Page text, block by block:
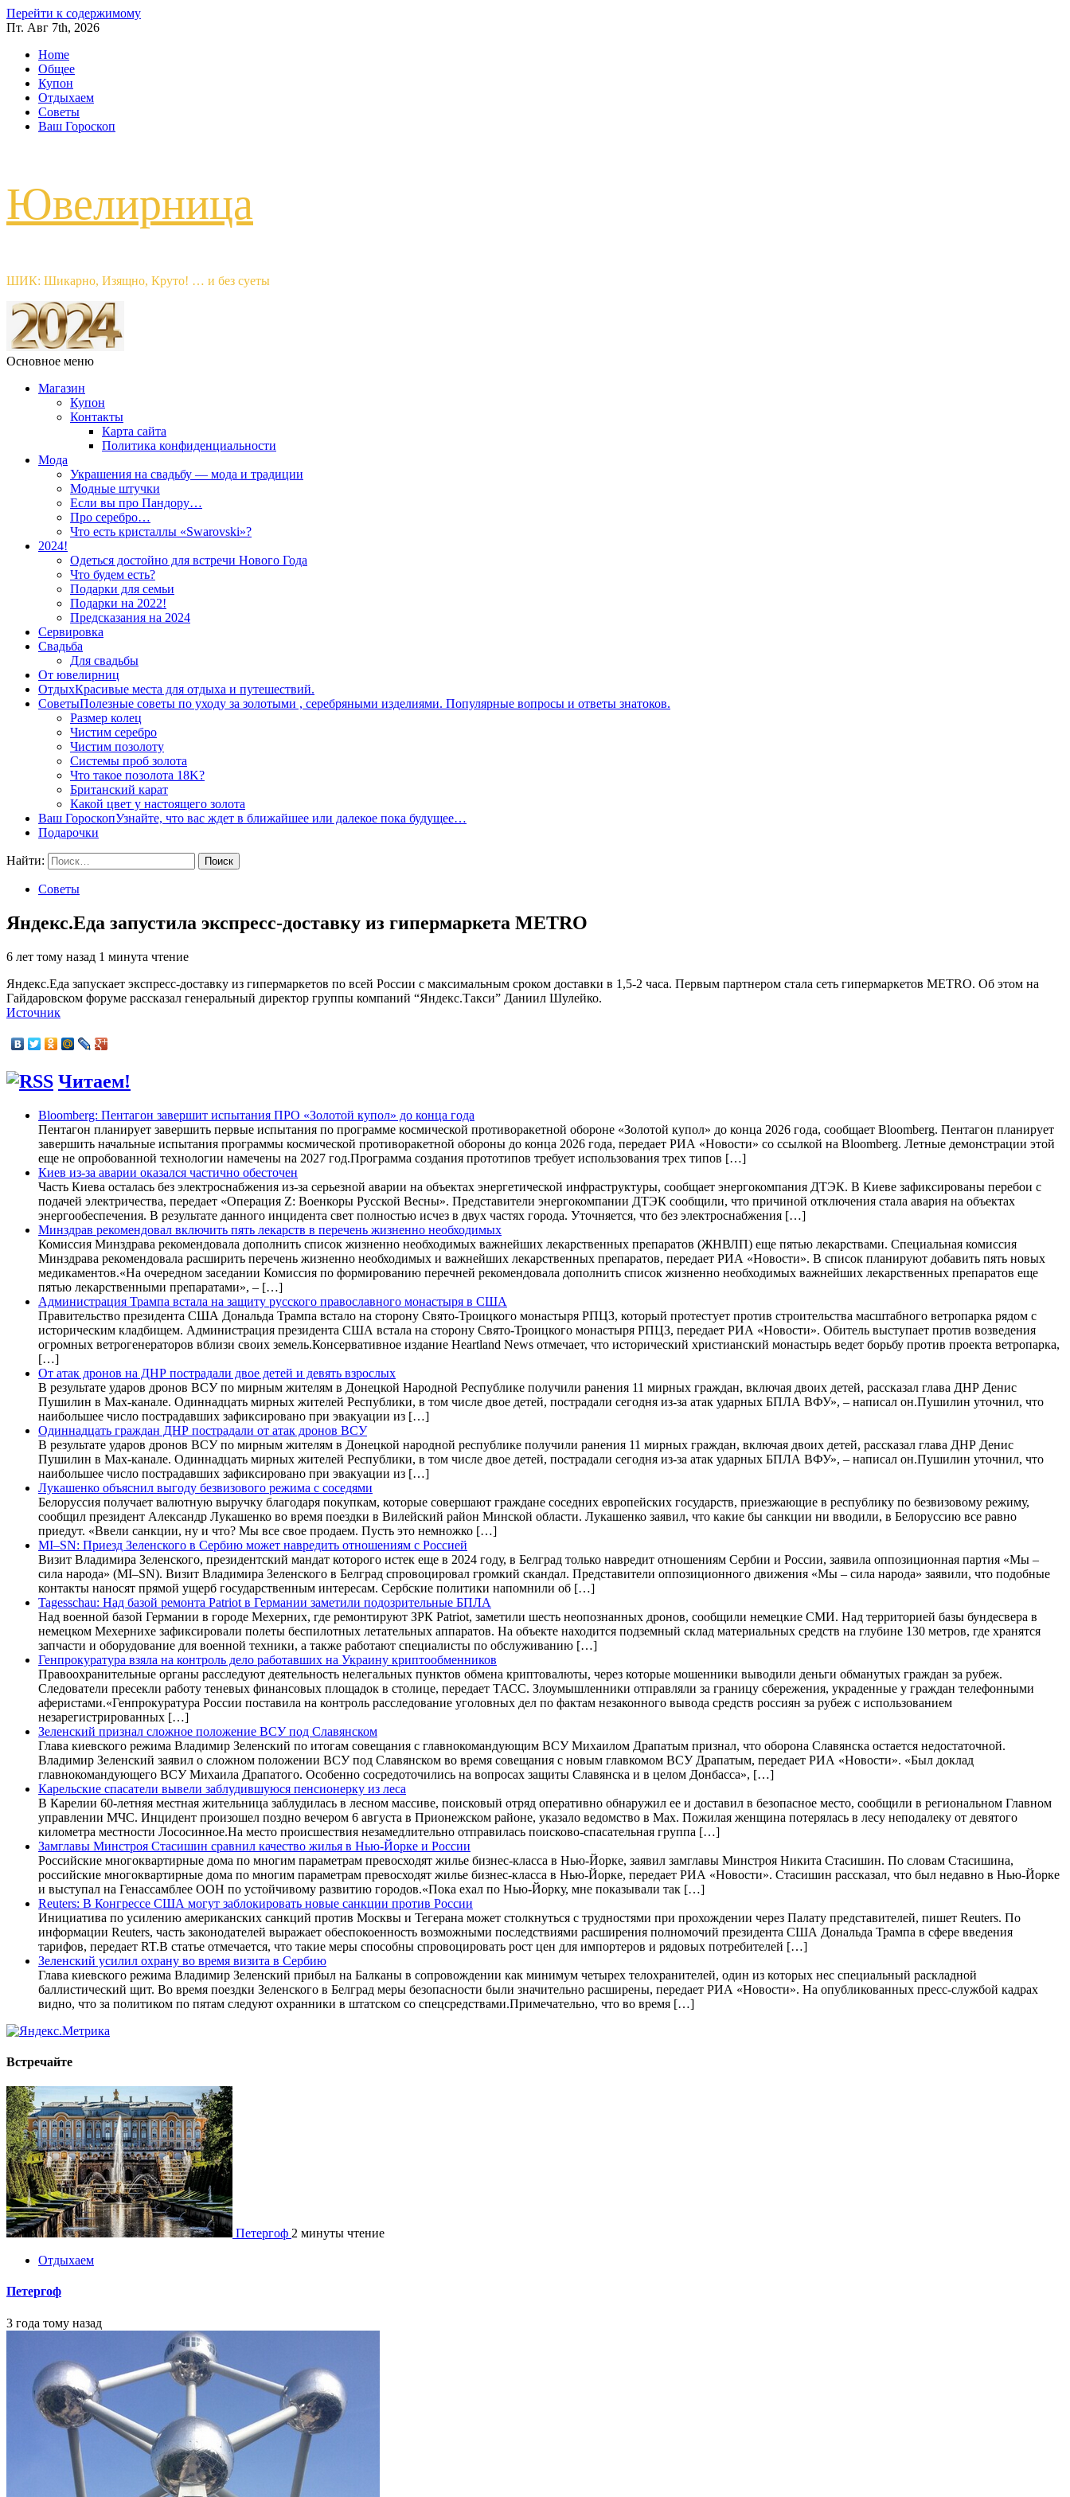
Перейти к содержимому
Пт. Авг 7th, 2026
Home
Общее
Купон
Отдыхаем
Советы
Ваш Гороскоп
Ювелирница
ШИК: Шикарно, Изящно, Круто! … и без суеты
Основное меню
Магазин
Купон
Контакты
Карта сайта
Политика конфиденциальности
Мода
Украшения на свадьбу — мода и традиции
Модные штучки
Если вы про Пандору…
Про серебро…
Что есть кристаллы «Swarovski»?
2024!
Одеться достойно для встречи Нового Года
Что будем есть?
Подарки для семьи
Подарки на 2022!
Предсказания на 2024
Сервировка
Свадьба
Для свадьбы
От ювелирниц
ОтдыхКрасивые места для отдыха и путешествий.
СоветыПолезные советы по уходу за золотыми , серебряными изделиями. Популярные вопросы и ответы знатоков.
Размер колец
Чистим серебро
Чистим позолоту
Системы проб золота
Что такое позолота 18K?
Британский карат
Какой цвет у настоящего золота
Ваш ГороскопУзнайте, что вас ждет в ближайшее или далекое пока будущее…
Подарочки
Найти:
Советы
Яндекс.Еда запустила экспресс-доставку из гипермаркета METRO
6 лет тому назад 1 минута чтение
Яндекс.Еда запускает экспресс-доставку из гипермаркетов по всей России с максимальным сроком доставки в 1,5-2 часа. Первым партнером стала сеть гипермаркетов METRO. Об этом на
Гайдаровском форуме рассказал генеральный директор группы компаний “Яндекс.Такси” Даниил Шулейко.
Источник
Читаем!
Bloomberg: Пентагон завершит испытания ПРО «Золотой купол» до конца года
Пентагон планирует завершить первые испытания по программе космической противоракетной обороне «Золотой купол» до конца 2026 года, сообщает Bloomberg. Пентагон планирует
завершить начальные испытания программы космической противоракетной обороны до конца 2026 года, передает РИА «Новости» со ссылкой на Bloomberg. Летные демонстрации этой
еще не опробованной технологии намечены на 2027 год.Программа создания прототипов требует использования трех типов […]
Киев из-за аварии оказался частично обесточен
Часть Киева осталась без электроснабжения из-за серьезной аварии на объектах энергетической инфраструктуры, сообщает энергокомпания ДТЭК. В Киеве зафиксированы перебои с
подачей электричества, передает «Операция Z: Военкоры Русской Весны». Представители энергокомпании ДТЭК сообщили, что причиной отключения стала авария на объектах
энергообеспечения. В результате данного инцидента свет полностью исчез в двух частях города. Уточняется, что без электроснабжения […]
Минздрав рекомендовал включить пять лекарств в перечень жизненно необходимых
Комиссия Минздрава рекомендовала дополнить список жизненно необходимых важнейших лекарственных препаратов (ЖНВЛП) еще пятью лекарствами. Специальная комиссия
Минздрава рекомендовала расширить перечень жизненно необходимых и важнейших лекарственных препаратов, передает РИА «Новости». В список планируют добавить пять новых
медикаментов.«На очередном заседании Комиссия по формированию перечней рекомендовала дополнить список жизненно необходимых важнейших лекарственных препаратов еще
пятью лекарственными препаратами», – […]
Администрация Трампа встала на защиту русского православного монастыря в США
Правительство президента США Дональда Трампа встало на сторону Свято-Троицкого монастыря РПЦЗ, который протестует против строительства масштабного ветропарка рядом с
историческим кладбищем. Администрация президента США встала на сторону Свято-Троицкого монастыря РПЦЗ, передает РИА «Новости». Обитель выступает против возведения
огромных ветрогенераторов вблизи своих земель.Консервативное издание Heartland News отмечает, что исторический христианский монастырь ведет борьбу против проекта ветропарка,
[…]
От атак дронов на ДНР пострадали двое детей и девять взрослых
В результате ударов дронов ВСУ по мирным жителям в Донецкой Народной Республике получили ранения 11 мирных граждан, включая двоих детей, рассказал глава ДНР Денис
Пушилин в Max-канале. Одиннадцать мирных жителей Республики, в том числе двое детей, пострадали сегодня из-за атак ударных БПЛА ВФУ», – написал он.Пушилин уточнил, что
наибольшее число пострадавших зафиксировано при эвакуации из […]
Одиннадцать граждан ДНР пострадали от атак дронов ВСУ
В результате ударов дронов ВСУ по мирным жителям в Донецкой народной республике получили ранения 11 мирных граждан, включая двоих детей, рассказал глава ДНР Денис
Пушилин в Max-канале. Одиннадцать мирных жителей Республики, в том числе двое детей, пострадали сегодня из-за атак ударных БПЛА ВФУ», – написал он.Пушилин уточнил, что
наибольшее число пострадавших зафиксировано при эвакуации из […]
Лукашенко объяснил выгоду безвизового режима с соседями
Белоруссия получает валютную выручку благодаря покупкам, которые совершают граждане соседних европейских государств, приезжающие в республику по безвизовому режиму,
сообщил президент Александр Лукашенко во время поездки в Вилейский район Минской области. Лукашенко заявил, что какие бы санкции ни вводили, в Белоруссию все равно
приедут. «Ввели санкции, ну и что? Мы все свое продаем. Пусть это немножко […]
MI–SN: Приезд Зеленского в Сербию может навредить отношениям с Россией
Визит Владимира Зеленского, президентский мандат которого истек еще в 2024 году, в Белград только навредит отношениям Сербии и России, заявила оппозиционная партия «Мы –
сила народа» (MI–SN). Визит Владимира Зеленского в Белград спровоцировал громкий скандал. Представители оппозиционного движения «Мы – сила народа» заявили, что подобные
контакты наносят прямой ущерб государственным интересам. Сербские политики напомнили об […]
Tagesschau: Над базой ремонта Patriot в Германии заметили подозрительные БПЛА
Над военной базой Германии в городе Мехерних, где ремонтируют ЗРК Patriot, заметили шесть неопознанных дронов, сообщили немецкие СМИ. Над территорией базы бундесвера в
немецком Мехернихе зафиксировали полеты беспилотных летательных аппаратов. На объекте находится подземный склад материальных средств на глубине 130 метров, где хранятся
запчасти и оборудование для военной техники, а также работают специалисты по обслуживанию […]
Генпрокуратура взяла на контроль дело работавших на Украину криптообменников
Правоохранительные органы расследуют деятельность нелегальных пунктов обмена криптовалюты, через которые мошенники выводили деньги обманутых граждан за рубеж.
Следователи пресекли работу теневых финансовых площадок в столице, передает ТАСС. Злоумышленники отправляли за границу сбережения, украденные у граждан телефонными
аферистами.«Генпрокуратура России поставила на контроль расследование уголовных дел по фактам незаконного вывода средств россиян за рубеж с использованием
незарегистрированных […]
Зеленский признал сложное положение ВСУ под Славянском
Глава киевского режима Владимир Зеленский по итогам совещания с главнокомандующим ВСУ Михаилом Драпатым признал, что оборона Славянска остается недостаточной.
Владимир Зеленский заявил о сложном положении ВСУ под Славянском во время совещания с новым главкомом ВСУ Драпатым, передает РИА «Новости». «Был доклад
главнокомандующего ВСУ Михаила Драпатого. Особенно сосредоточились на вопросах защиты Славянска и в целом Донбасса», […]
Карельские спасатели вывели заблудившуюся пенсионерку из леса
В Карелии 60-летняя местная жительница заблудилась в лесном массиве, поисковый отряд оперативно обнаружил ее и доставил в безопасное место, сообщили в региональном Главном
управлении МЧС. Инцидент произошел поздно вечером 6 августа в Прионежском районе, указало ведомство в Max. Пожилая женщина потерялась в лесу неподалеку от девятого
километра местности Лососинное.На место происшествия незамедлительно отправилась поисково-спасательная группа […]
Замглавы Минстроя Стасишин сравнил качество жилья в Нью-Йорке и России
Российские многоквартирные дома по многим параметрам превосходят жилье бизнес-класса в Нью-Йорке, заявил замглавы Минстроя Никита Стасишин. По словам Стасишина,
российские многоквартирные дома по многим параметрам превосходят жилье бизнес-класса в Нью-Йорке, передает РИА «Новости». Стасишин рассказал, что был недавно в Нью-Йорке
и выступал на Генассамблее ООН по устойчивому развитию городов.«Пока ехал по Нью-Йорку, мне показывали так […]
Reuters: В Конгрессе США могут заблокировать новые санкции против России
Инициатива по усилению американских санкций против Москвы и Тегерана может столкнуться с трудностями при прохождении через Палату представителей, пишет Reuters. По
информации Reuters, часть законодателей выражает обеспокоенность возможными последствиями расширения полномочий президента США Дональда Трампа в сфере введения
тарифов, передает RT.В статье отмечается, что такие меры способны спровоцировать рост цен для импортеров и рядовых потребителей […]
Зеленский усилил охрану во время визита в Сербию
Глава киевского режима Владимир Зеленский прибыл на Балканы в сопровождении как минимум четырех телохранителей, один из которых нес специальный раскладной
баллистический щит. Во время поездки Зеленского в Белград меры безопасности были значительно расширены, передает РИА «Новости». На опубликованных пресс-службой кадрах
видно, что за политиком по пятам следуют охранники в штатском со спецсредствами.Примечательно, что во время […]
Встречайте
Петергоф 2 минуты чтение
Отдыхаем
Петергоф
3 года тому назад